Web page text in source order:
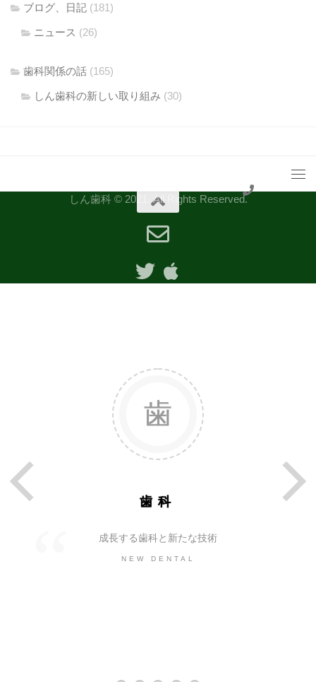
ブログ、日記 (181)
ニュース (26)
歯科関係の話 (165)
しん歯科の新しい取り組み (30)
しん歯科 © 2021. All Rights Reserved.
歯科
成長する歯科と新たな技術
NEW DENTAL